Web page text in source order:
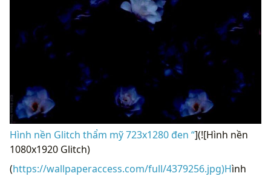
Hình nền Glitch thẩm mỹ 723x1280 đen “](![Hình nền
1080x1920 Glitch)
(https://wallpaperaccess.com/full/4379256.jpg)Hình